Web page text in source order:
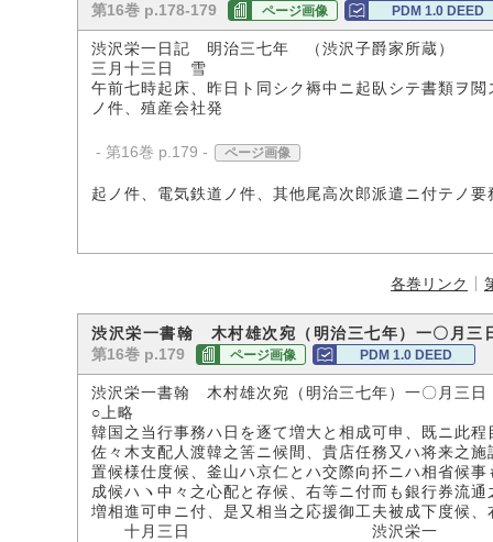
第16巻 p.178-179
ページ画像 PDM 1.0 DEED
渋沢栄一日記 明治三七年 （渋沢子爵家所蔵）
三月十三日 雪
午前七時起床、昨日ト同シク褥中ニ起臥シテ書類ヲ
ノ件、殖産会社発
- 第16巻 p.179 - ページ画像
起ノ件、電気鉄道ノ件、其他尾高次郎派遣ニ付テノ
各巻リンク
渋沢栄一書翰 木村雄次宛（明治三七年）一〇月三
第16巻 p.179 ページ画像 PDM 1.0 DEED
渋沢栄一書翰 木村雄次宛（明治三七年）一〇月三
○上略
韓国之当行事務ハ日を逐て増大と相成可申、既ニ此
佐々木支配人渡韓之筈ニ候間、貴店任務又ハ将来之
置候様仕度候、釜山ハ京仁とハ交際向抔ニハ相省候
成候ハヽ中々之心配と存候、右等ニ付而も銀行券流
増相進可申ニ付、是又相当之応援御工夫被成下度候
十月三日 渋沢栄一